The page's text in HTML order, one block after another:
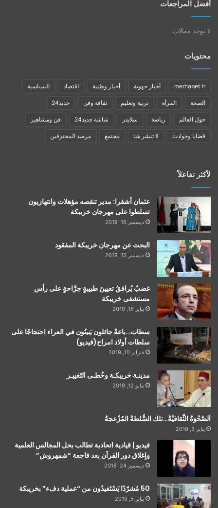
أفضل المراجعات
لا يوجد مقالات
محتويات
merhabet tr أخبار جهوية أخبار وطنية اقتصاد السياسية
الصحة المرأة تربية وتعليم ثقافة وفن جديد24
حول العالم رياضة سلايدر شاشة جديد24 فن ومشاهير
قضايا وحوادث لا تنشر هنا مجتمع مرصد المحترفين
لأكثر تفاعلاً
عثمان أشقرا: مدير تنقصه مؤهلات وانتهازيون
تسلطوا على مهرجان خريبكة
ديسمبر 16, 2018
البحث عن مهرجان خريبكة المفقود
ديسمبر 15, 2018
غضبٌ يُرافقُ تعيينَ طبيبةٍ جرَّاحةٍ على رأس
مستشفى خريبكة
يناير 16, 2019
سطات…باعةٌ جائلون يَبيتُون في العراء احتجاجًا على
سلطات أولاد امراح(فيديو)
فبراير 10, 2019
مدينـة خريبكـة وخُطـى التَغييـر
مايو 12, 2019
اَلصَّحْوَةُ الثَّقافيَّةُ…تلك السُّلطةُ المُزْعجةُ
يناير 3, 2019
فيديو | قيادية اتحادية تطالب بحل المجالس العلمية
وإغلاق دور القرآن بعد فاجعة “شمهروش”
ديسمبر 24, 2018
50 مُشرّدًا يَسْتَفيدُون من “عملية دفء” بخريبكة
يناير 5, 2019